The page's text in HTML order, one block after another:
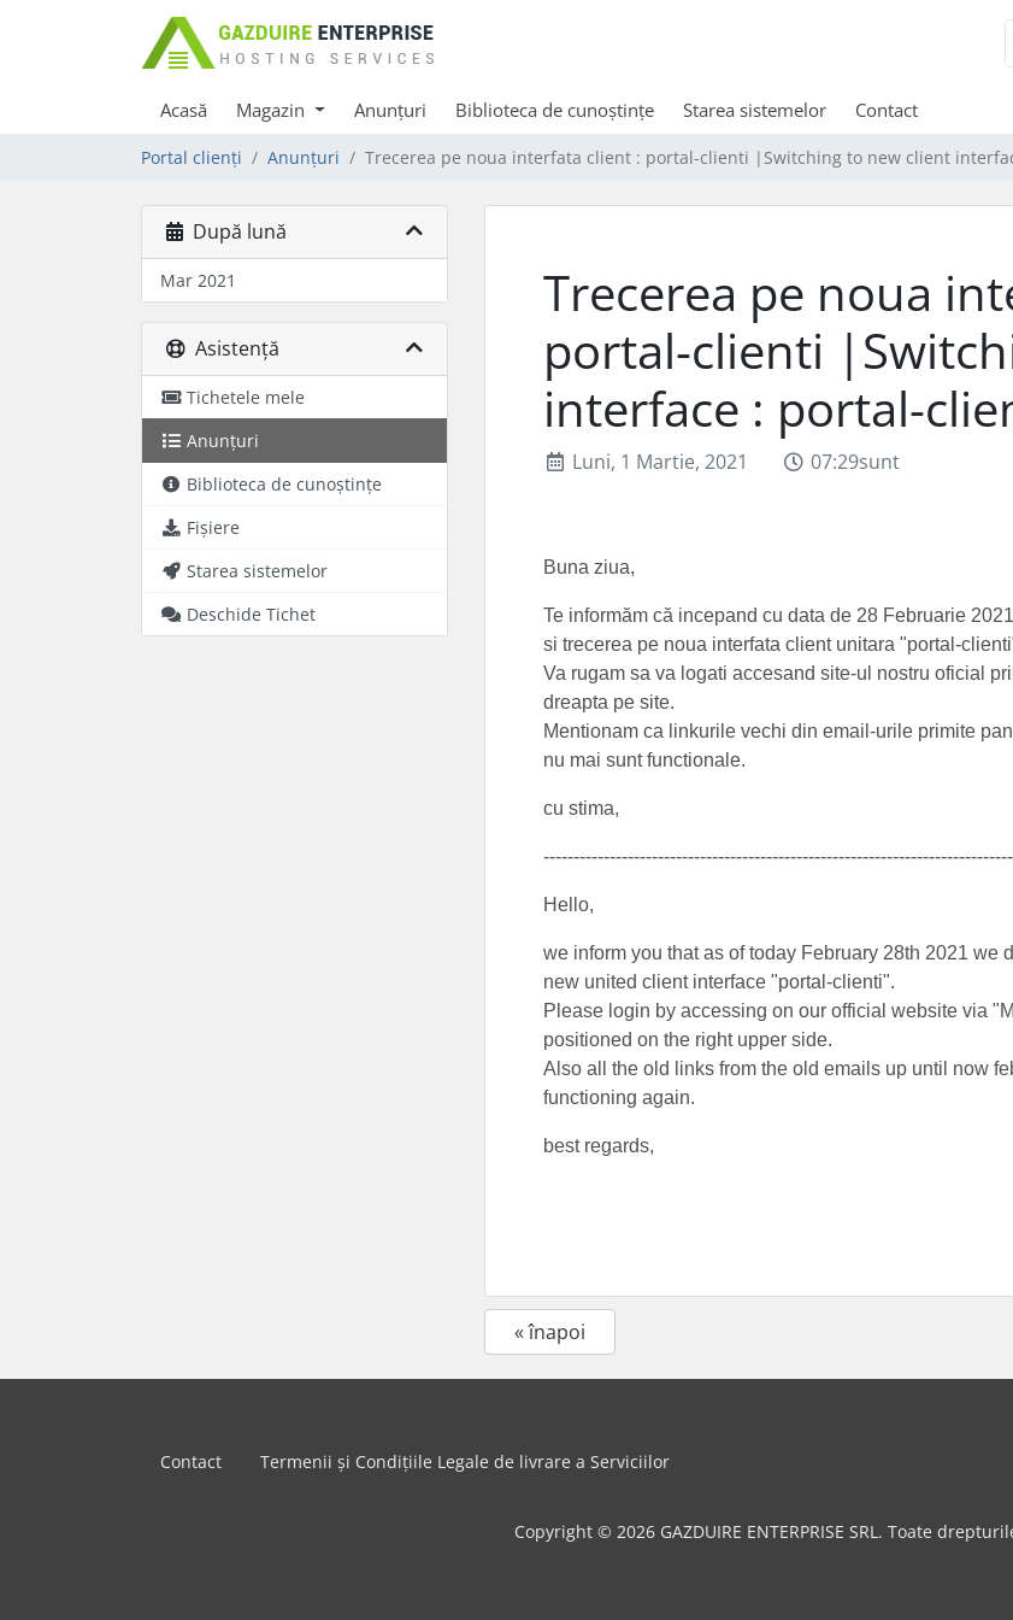
Acasă Magazin Anunțuri Biblioteca de cunoștințe Starea sistemelor Contact
Portal clienți Anunțuri Trecerea pe noua interfata client : portal-clienti |Switching to new client
După lună
Mar 2021
Asistență
Tichetele mele
Anunțuri
Biblioteca de cunoștințe
Fișiere
Starea sistemelor
Deschide Tichet
Trecerea pe noua
portal-clienti
interface : portal-
Luni, 1 Martie, 2021 07:29sunt
Buna ziua,
Te informăm că incepand cu data de 28 Februarie
si trecerea pe noua interfata client unitara "portal-
Va rugam sa va logati accesand site-ul nostru oficial
dreapta pe site.
Mentionam ca linkurile vechi din email-urile primite
nu mai sunt functionale.
cu stima,
Hello,
we inform you that as of today February 28th 2021 we
new united client interface "portal-clienti".
Please login by accessing on our official website via
positioned on the right upper side.
Also all the old links from the old emails up until now
functioning again.
best regards,
« înapoi
Contact Termenii și Condițiile Legale de livrare a Serviciilor
Copyright © 2026 GAZDUIRE ENTERPRISE SRL. Toate